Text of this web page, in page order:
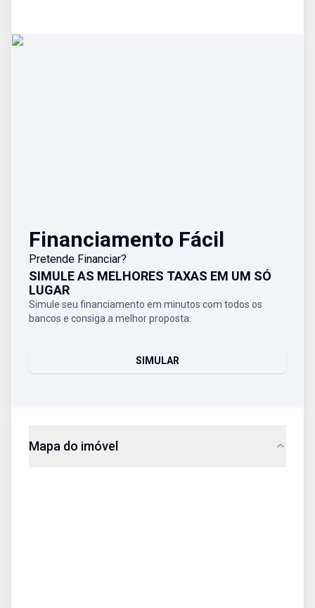
Financiamento Fácil
Pretende Financiar?
SIMULE AS MELHORES TAXAS EM UM SÓ
LUGAR
Simule seu financiamento em minutos com todos os
bancos e consiga a melhor proposta.
SIMULAR
Mapa do imóvel